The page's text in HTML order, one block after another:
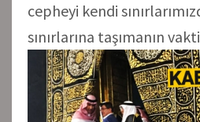
cepheyi kendi
sınırlarına taşımanın